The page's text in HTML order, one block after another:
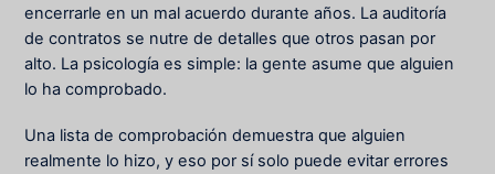
encerrarle en un mal acuerdo durante años. La auditoría
de contratos se nutre de detalles que otros pasan por
alto. La psicología es simple: la gente asume que alguien
lo ha comprobado.
Una lista de comprobación demuestra que alguien
realmente lo hizo, y eso por sí solo puede evitar errores